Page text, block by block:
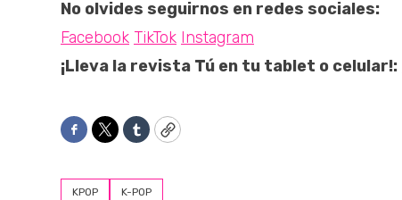
No olvides seguirnos en redes sociales:
Facebook TikTok Instagram
¡Lleva la revista Tú en tu tablet o celular!:
Facebook
TwitterTumblrCopy
KPOP K-POP